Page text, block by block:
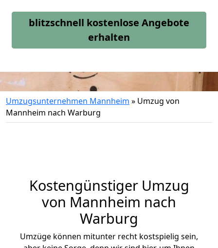
blitzschnell kostenlose Angebote
erhalten
Umzugsunternehmen Mannheim » Umzug von
Mannheim nach Warburg
Kostengünstiger Umzug
von Mannheim nach
Warburg
Umzüge können mitunter recht kostspielig sein,